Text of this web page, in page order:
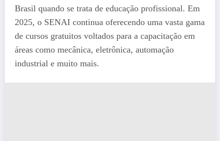
Brasil quando se trata de educação profissional. Em
2025, o SENAI continua oferecendo uma vasta gama
de cursos gratuitos voltados para a capacitação em
áreas como mecânica, eletrônica, automação
industrial e muito mais.